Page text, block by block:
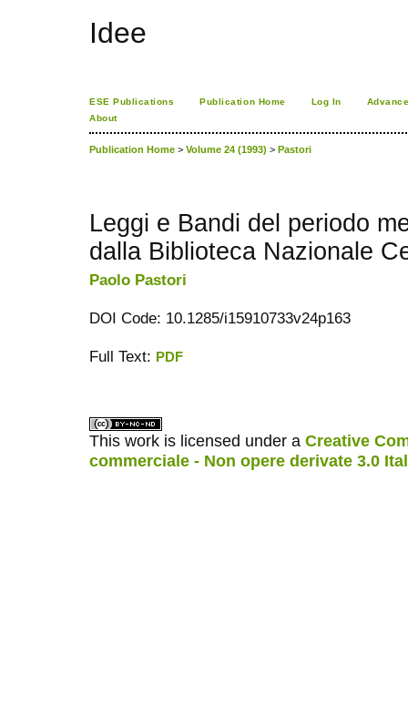
Idee
ESE Publications Publication Home Log In
About
Publication Home > Volume 24 (1993) > Pastori
Leggi e Bandi del periodo
dalla Biblioteca Nazionale
Paolo Pastori
DOI Code: 10.1285/i15910733v24p163
Full Text: PDF
This work is licensed under a Creative
commerciale - Non opere derivate 3.0